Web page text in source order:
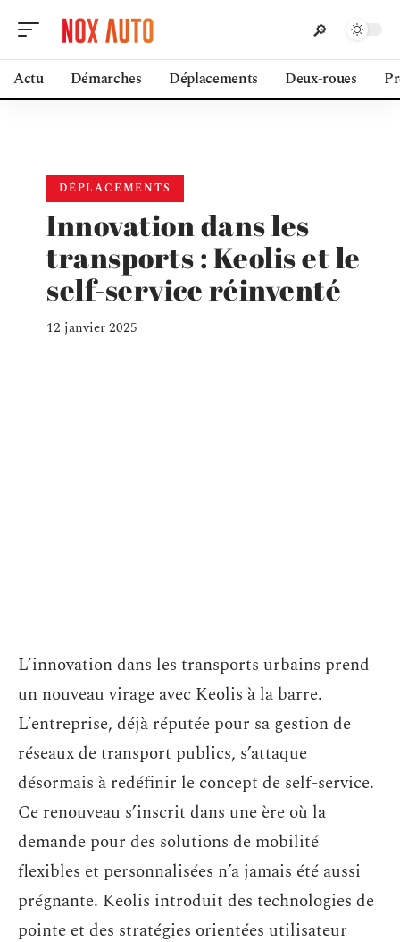
Actu Démarches Déplacements Deux-roues
DÉPLACEMENTS
Innovation dans les
transports : Keolis et le
self-service réinventé
12 janvier 2025
L’innovation dans les transports urbains prend
un nouveau virage avec Keolis à la barre.
L’entreprise, déjà réputée pour sa gestion de
réseaux de transport publics, s’attaque
désormais à redéfinir le concept de self-service.
Ce renouveau s’inscrit dans une ère où la
demande pour des solutions de mobilité
flexibles et personnalisées n’a jamais été aussi
prégnante. Keolis introduit des technologies de
pointe et des stratégies orientées utilisateur